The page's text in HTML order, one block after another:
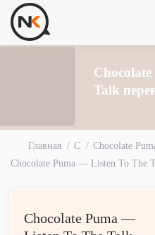
Talk
Главная C
Chocolate
Chocolate Puma — Listen To The
Chocolate Puma —